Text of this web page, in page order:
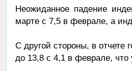
Неожиданное падение
марте с 7,5 в феврале, а
С другой стороны, в отчете
до 13,8 с 4,1 в феврале, что